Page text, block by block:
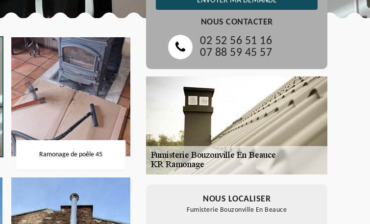
Ramonage de poêle 45
NOUS CONTACTER
02 52 56 51 16
07 88 59 45 57
NOUS LOCALISER
Fumisterie Bouzonville En Beauce